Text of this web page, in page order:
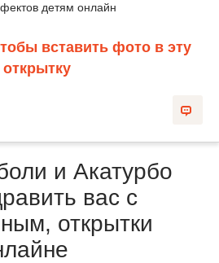
детям онлайн
вставить фото в эту
открытку
и Акатурбо
вас с
открытки